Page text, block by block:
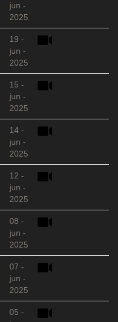
jun -
2025
19 -
jun -
2025
15 -
jun -
2025
14 -
jun -
2025
12 -
jun -
2025
08 -
jun -
2025
07 -
jun -
2025
05 -